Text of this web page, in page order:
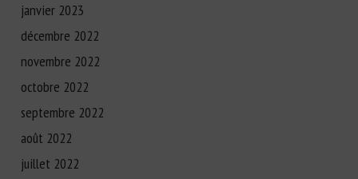
janvier 2023
décembre 2022
novembre 2022
octobre 2022
septembre 2022
août 2022
juillet 2022